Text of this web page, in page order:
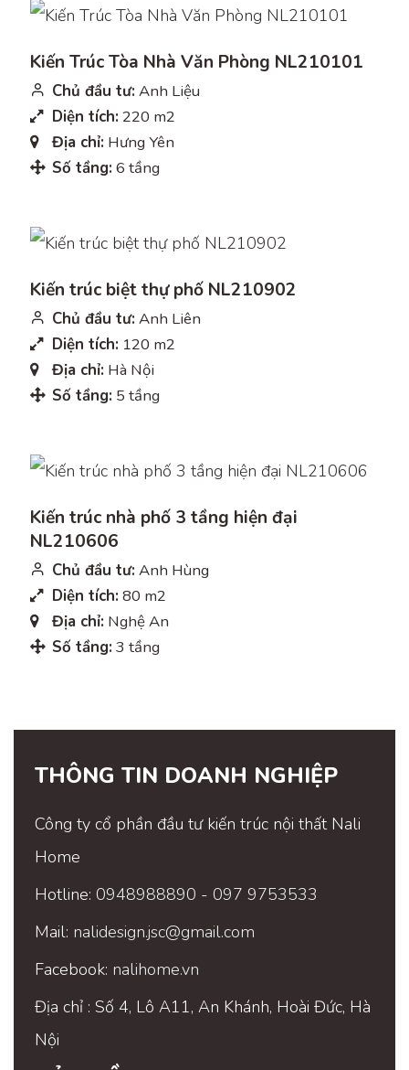
Kiến Trúc Tòa Nhà Văn Phòng NL210101
Chủ đầu tư: Anh Liệu
Diện tích: 220 m2
Địa chỉ: Hưng Yên
Số tầng: 6 tầng
Kiến trúc biệt thự phố NL210902
Chủ đầu tư: Anh Liên
Diện tích: 120 m2
Địa chỉ: Hà Nội
Số tầng: 5 tầng
Kiến trúc nhà phố 3 tầng hiện đại
NL210606
Chủ đầu tư: Anh Hùng
Diện tích: 80 m2
Địa chỉ: Nghệ An
Số tầng: 3 tầng
THÔNG TIN DOANH NGHIỆP
Công ty cổ phần đầu tư kiến trúc nội thất Nali
Home
Hotline:0948988890 -097 9753533
Mail: nalidesign.jsc@gmail.com
Facebook: nalihome.vn
Địa chỉ : Số 4, Lô A11, An Khánh, Hoài Đức, Hà
Nội